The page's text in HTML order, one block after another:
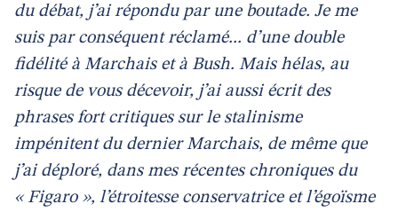
du débat, j’ai répondu par une boutade. Je me
suis par conséquent réclamé... d’une double
fidélité à Marchais et à Bush. Mais hélas, au
risque de vous décevoir, j’ai aussi écrit des
phrases fort critiques sur le stalinisme
impénitent du dernier Marchais, de même que
j’ai déploré, dans mes récentes chroniques du
« Figaro », l’étroitesse conservatrice et l’égoïsme